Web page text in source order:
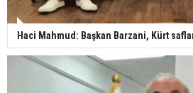
Haci Mahmud: Başkan Barzani, Kürt